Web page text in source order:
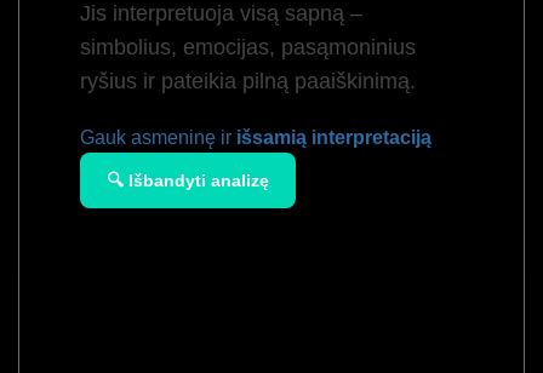
Jis interpretuoja visą sapną –
simbolius, emocijas, pasąmoninius
ryšius ir pateikia pilną paaiškinimą.
Gauk asmeninę ir išsamią interpretaciją
🔍 Išbandyti analizę